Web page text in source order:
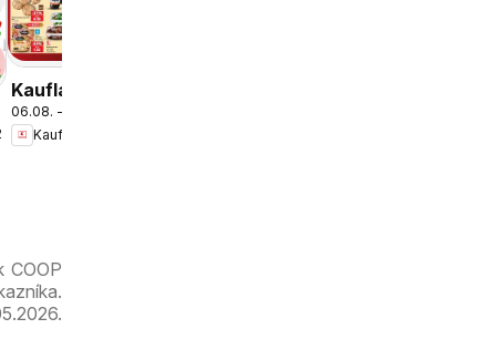
Kaufland
Bratislava-
Nové
06.08. - 12.08.2026
Kaufland
COOP